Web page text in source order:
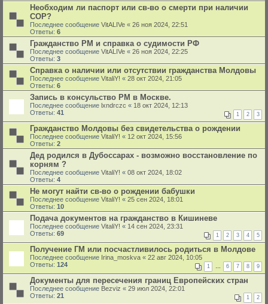
Необходим ли паспорт или св-во о смерти при наличии
СОР?
Последнее сообщение VitALIVe « 26 ноя 2024, 22:51
Ответы: 6
Гражданство РМ и справка о судимости РФ
Последнее сообщение VitALIVe « 26 ноя 2024, 22:25
Ответы: 3
Справка о наличии или отсутствии гражданства Молдовы
Последнее сообщение VitaliY! « 28 окт 2024, 21:05
Ответы: 6
Запись в консульство РМ в Москве.
Последнее сообщение lxndrczc « 18 окт 2024, 12:13
Ответы: 41 1 2 3
Гражданство Молдовы без свидетельства о рождении
Последнее сообщение VitaliY! « 12 окт 2024, 15:56
Ответы: 2
Дед родился в Дубоссарах - возможно восстановление по
корням ?
Последнее сообщение VitaliY! « 08 окт 2024, 18:02
Ответы: 4
Не могут найти св-во о рождении бабушки
Последнее сообщение VitaliY! « 25 сен 2024, 18:01
Ответы: 10
Подача документов на гражданство в Кишиневе
Последнее сообщение VitaliY! « 14 сен 2024, 23:31
Ответы: 69 1 2 3 4 5
Получение ГМ или посчастливилось родиться в Молдове
Последнее сообщение Irina_moskva « 22 авг 2024, 10:05
Ответы: 124 1 … 6 7 8 9
Документы для пересечения границ Европейских стран
Последнее сообщение Bezviz « 29 июл 2024, 22:01
Ответы: 21 1 2